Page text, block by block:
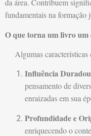
da área. Contribuem
fundamentais na formação
O que torna um livro um
Algumas características
Influência
pensamento de
enraizadas em sua
Profundidade e
enriquecendo o